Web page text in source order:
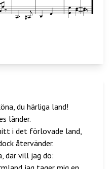
du härliga land!
länder.
i det förlovade land,
återvänder.
där vill jag dö: